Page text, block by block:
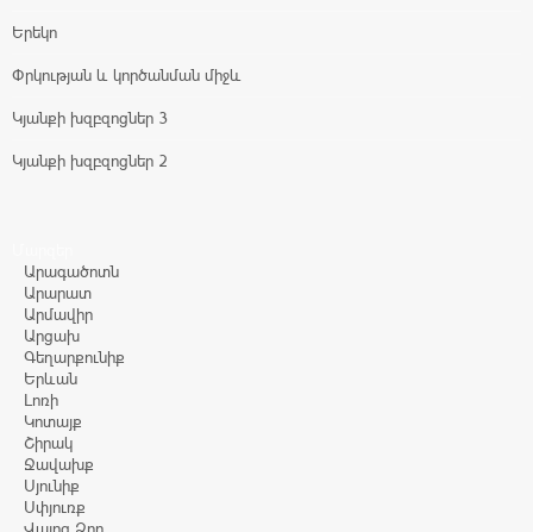
Երեկո
Փրկության և կործանման միջև
Կյանքի խզբզոցներ 3
Կյանքի խզբզոցներ 2
Արագածոտն
Արարատ
Արմավիր
Արցախ
Գեղարքունիք
Երևան
Լոռի
Կոտայք
Շիրակ
Ջավախք
Սյունիք
Սփյուռք
Վայոց Ձոր